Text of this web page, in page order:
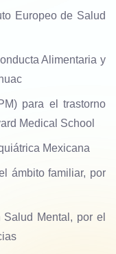
Europeo de Salud
Alimentaria y
para el trastorno
Medical School
Mexicana
ámbito familiar, por
Mental, por el